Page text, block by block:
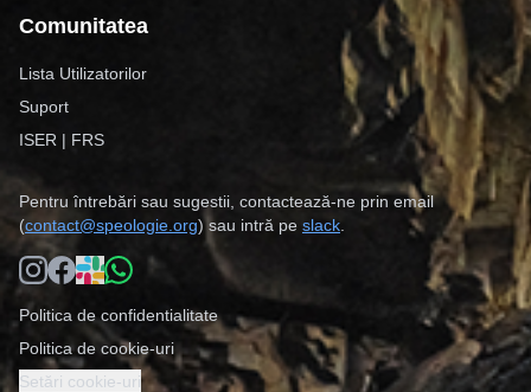
Comunitatea
Lista Utilizatorilor
Suport
ISER | FRS
Pentru întrebări sau sugestii, contactează-ne prin email
(contact@speologie.org) sau intră pe slack
Politica de confidentialitate
Politica de cookie-uri
Setări cookie-uri